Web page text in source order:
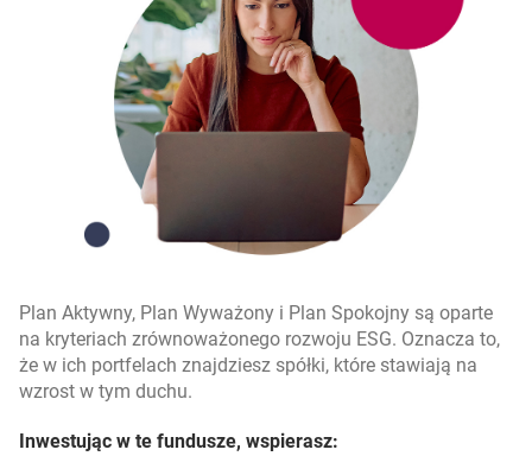
Plan Aktywny, Plan Wyważony i Plan Spokojny są oparte
na kryteriach zrównoważonego rozwoju ESG. Oznacza to,
że w ich portfelach znajdziesz spółki, które stawiają na
wzrost w tym duchu.
Inwestując w te fundusze, wspierasz: